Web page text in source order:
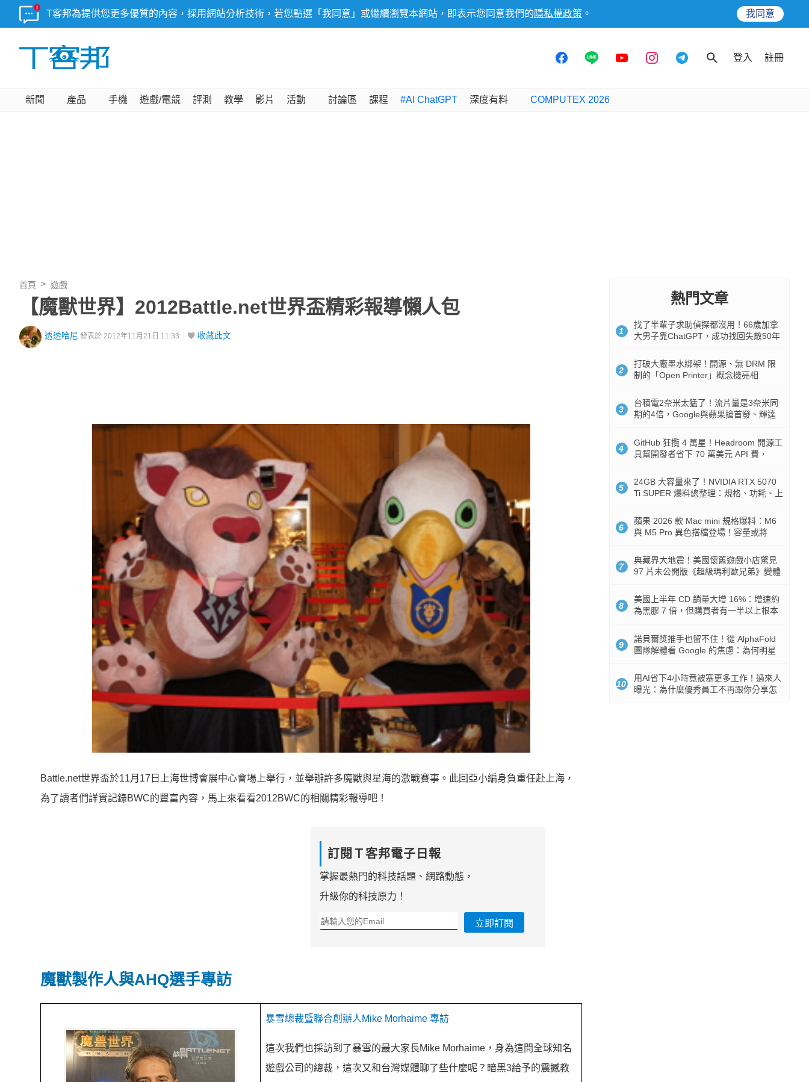
T客邦為提供您更多優質的內容，採用網站分析技術，若您點選「我同意」或繼續瀏覽本網站，即表示您同意我們的 隱私權政策 。 我同意
登入 註冊
新聞 產品 手機 遊戲/電競 評測 教學 影片 活動 討論區 課程 #AI ChatGPT 深度有料 COMPUTEX 2026
首頁 遊戲
【魔獸世界】2012Battle.net世界盃精彩報導懶人包
透透哈尼 發表於 2012年11月21日 11:33 收藏此文
Battle.net世界盃於11月17日上海世博會展中心會場上舉行，並舉辦許多魔獸與星海的激戰賽事。此回亞小編身負重任赴上海，
為了讀者們詳實記錄BWC的豐富內容，馬上來看看2012BWC的相關精彩報導吧！
訂閱Ｔ客邦電子日報
掌握最熱門的科技話題、網路動態，
升級你的科技原力！
立即訂閱
魔獸製作人與AHQ選手專訪
暴雪總裁暨聯合創辦人Mike Morhaime 專訪
這次我們也採訪到了暴雪的最大家長Mike Morhaime，身為這間全球知名
遊戲公司的總裁，這次又和台灣媒體聊了些什麼呢？暗黑3給予的震撼教
熱門文章
1
找了半輩子求助偵探都沒用！66歲加拿
大男子靠ChatGPT，成功找回失散50年
2
打破大廠墨水綁架！開源、無 DRM 限
制的「Open Printer」概念機亮相
3
台積電2奈米太猛了！流片量是3奈米同
期的4倍，Google與蘋果搶首發、輝達
4
GitHub 狂攬 4 萬星！Headroom 開源工
具幫開發者省下 70 萬美元 API 費，
5
24GB 大容量來了！NVIDIA RTX 5070
Ti SUPER 爆料總整理：規格、功耗、上
6
蘋果 2026 款 Mac mini 規格爆料：M6
與 M5 Pro 異色搭檔登場！容量或將
7
典藏界大地震！美國懷舊遊戲小店驚見
97 片未公開版《超級瑪利歐兄弟》變體
8
美國上半年 CD 銷量大增 16%：增速約
為黑膠 7 倍，但購買者有一半以上根本
9
諾貝爾獎推手也留不住！從 AlphaFold
團隊解體看 Google 的焦慮：為何明星
10
用AI省下4小時竟被塞更多工作！過來人
曝光：為什麼優秀員工不再跟你分享怎